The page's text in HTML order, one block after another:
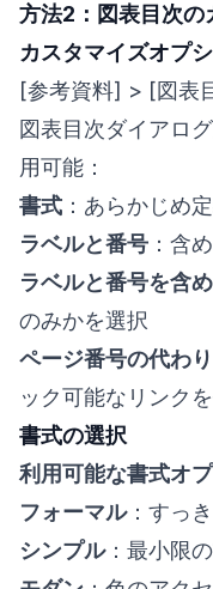
方法2：図表目次の
カスタマイズオプ
[参考資料] > [図表
図表目次ダイアロ
用可能：
書式 ：あらかじめ
ラベルと番号 ：含
ラベルと番号を含
のみかを選択
ページ番号の代わ
ック可能なリンク
書式の選択
利用可能な書式オ
フォーマル：すっ
シンプル：最小限